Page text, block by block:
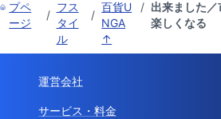
プペ
ージ
/
フス
タイ
ル
/
百貨U
NGA
↑
/ 出来ました
楽しくなる
運営会社
サービス・料金